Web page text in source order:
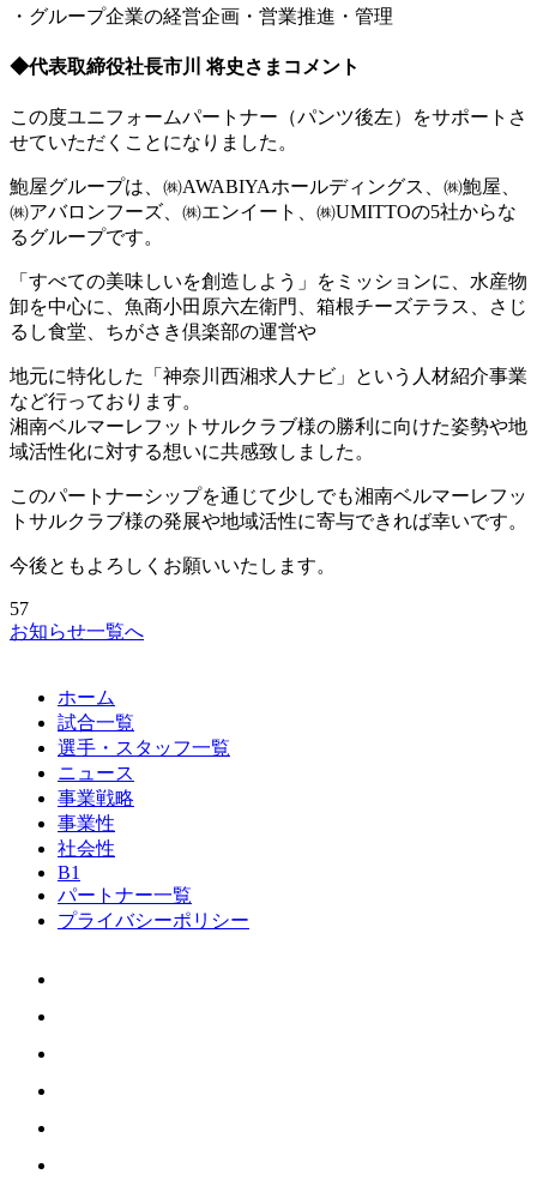
・グループ企業の経営企画・営業推進・管理
◆代表取締役社長​市川 将史さまコメント
この度ユニフォームパートナー（パンツ後左）をサポートさ
せていただくことになりました。
鮑屋グループは、㈱AWABIYAホールディングス、㈱鮑屋、
㈱アバロンフーズ、㈱エンイート、㈱UMITTOの5社からな
るグループです。
「すべての美味しいを創造しよう」をミッションに、水産物
卸を中心に、魚商小田原六左衛門、箱根チーズテラス、さじ
るし食堂、ちがさき倶楽部の運営や
地元に特化した「神奈川西湘求人ナビ」という人材紹介事業
など行っております。
湘南ベルマーレフットサルクラブ様の勝利に向けた姿勢や地
域活性化に対する想いに共感致しました。
このパートナーシップを通じて少しでも湘南ベルマーレフッ
トサルクラブ様の発展や地域活性に寄与できれば幸いです。
今後ともよろしくお願いいたします。
57
お知らせ一覧へ
ホーム
試合一覧
選手・スタッフ一覧
ニュース
事業戦略
事業性
社会性
B1
パートナー一覧
プライバシーポリシー